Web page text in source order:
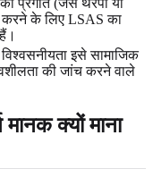
प्रगति (जैसे थेरेपी या
करने के लिए LSAS का
इसे सामाजिक
की जांच करने वाले
क्यों माना